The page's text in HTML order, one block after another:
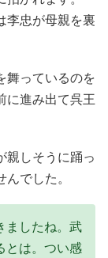
李忠が母親を裏
舞っているのを
に進み出て呉王
親しそうに踊っ
でした。
ましたね。武
とは。つい感